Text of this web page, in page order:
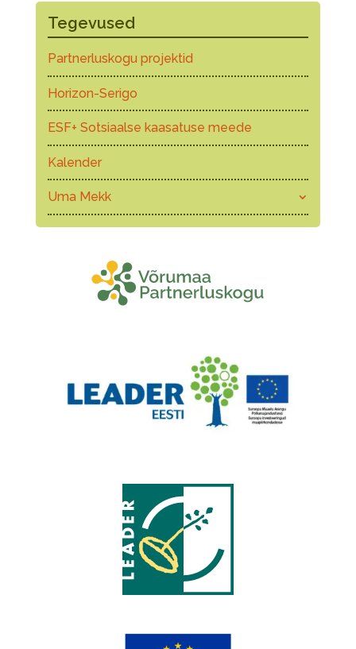
Tegevused
Partnerluskogu projektid
Horizon-Serigo
ESF+ Sotsiaalse kaasatuse meede
Kalender
Uma Mekk